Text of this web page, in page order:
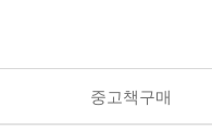
중고책구매